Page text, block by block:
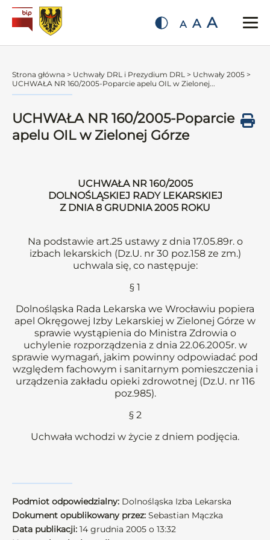
A A A
Strona główna > Uchwały DRL i Prezydium DRL > Uchwały 2005 >
UCHWAŁA NR 160/2005-Poparcie apelu OIL w Zielonej...
UCHWAŁA NR 160/2005-Poparcie
apelu OIL w Zielonej Górze
UCHWAŁA NR 160/2005
DOLNOŚLĄSKIEJ RADY LEKARSKIEJ
Z DNIA 8 GRUDNIA 2005 ROKU
Na podstawie art.25 ustawy z dnia 17.05.89r. o
izbach lekarskich (Dz.U. nr 30 poz.158 ze zm.)
uchwala się, co następuje:
§ 1
Dolnośląska Rada Lekarska we Wrocławiu popiera
apel Okręgowej Izby Lekarskiej w Zielonej Górze w
sprawie wystąpienia do Ministra Zdrowia o
uchylenie rozporządzenia z dnia 22.06.2005r. w
sprawie wymagań, jakim powinny odpowiadać pod
względem fachowym i sanitarnym pomieszczenia i
urządzenia zakładu opieki zdrowotnej (Dz.U. nr 116
poz.985).
§ 2
Uchwała wchodzi w życie z dniem podjęcia.
Podmiot odpowiedzialny: Dolnośląska Izba Lekarska
Dokument opublikowany przez: Sebastian Mączka
Data publikacji: 14 grudnia 2005 o 13:32